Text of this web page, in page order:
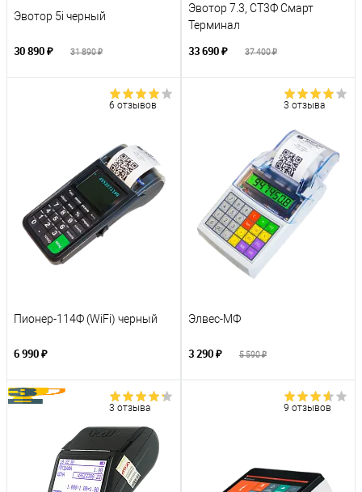
Эвотор 5i черный
30 890 ₽ 31 890 ₽
Эвотор 7.3, СТ3Ф Смарт
Терминал
33 690 ₽ 37 400 ₽
6 отзывов
Пионер-114Ф (WiFi) черный
6 990 ₽
3 отзыва
Элвес-МФ
3 290 ₽ 5 590 ₽
3 отзыва 9 отзывов